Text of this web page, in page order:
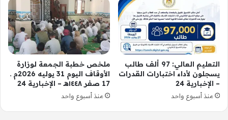
التعليم العالي: 97 ألف طالب
يسجلون لأداء اختبارات القدرات
– الإخبارية 24
منذ أسبوع واحد
ملخص خطبة الجمعة لوزارة
الأوقاف اليوم 31 يوليه 2026م ـ
17 صفر ١٤٤٨هـ – الإخبارية 24
منذ أسبوع واحد